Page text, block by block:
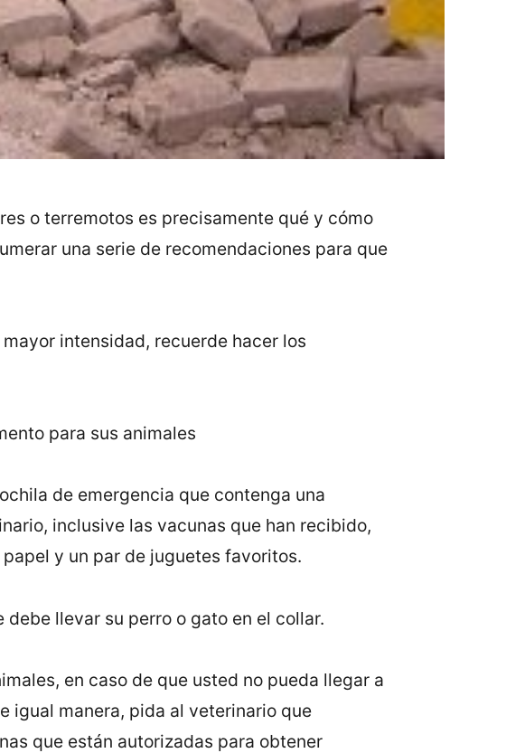
o terremotos es precisamente qué y cómo
una serie de recomendaciones para que
intensidad, recuerde hacer los
para sus animales
de emergencia que contenga una
inclusive las vacunas que han recibido,
y un par de juguetes favoritos.
llevar su perro o gato en el collar.
en caso de que usted no pueda llegar a
igual manera, pida al veterinario que
que están autorizadas para obtener